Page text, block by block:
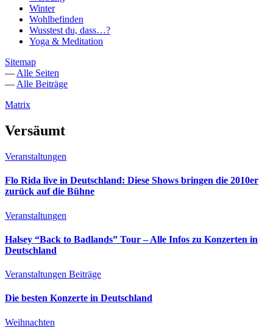
Winter
Wohlbefinden
Wusstest du, dass…?
Yoga & Meditation
Sitemap
— Alle Seiten
— Alle Beiträge
Matrix
Versäumt
Veranstaltungen
Flo Rida live in Deutschland: Diese Shows bringen die 2010er
zurück auf die Bühne
Veranstaltungen
Halsey “Back to Badlands” Tour – Alle Infos zu Konzerten in
Deutschland
Veranstaltungen Beiträge
Die besten Konzerte in Deutschland
Weihnachten